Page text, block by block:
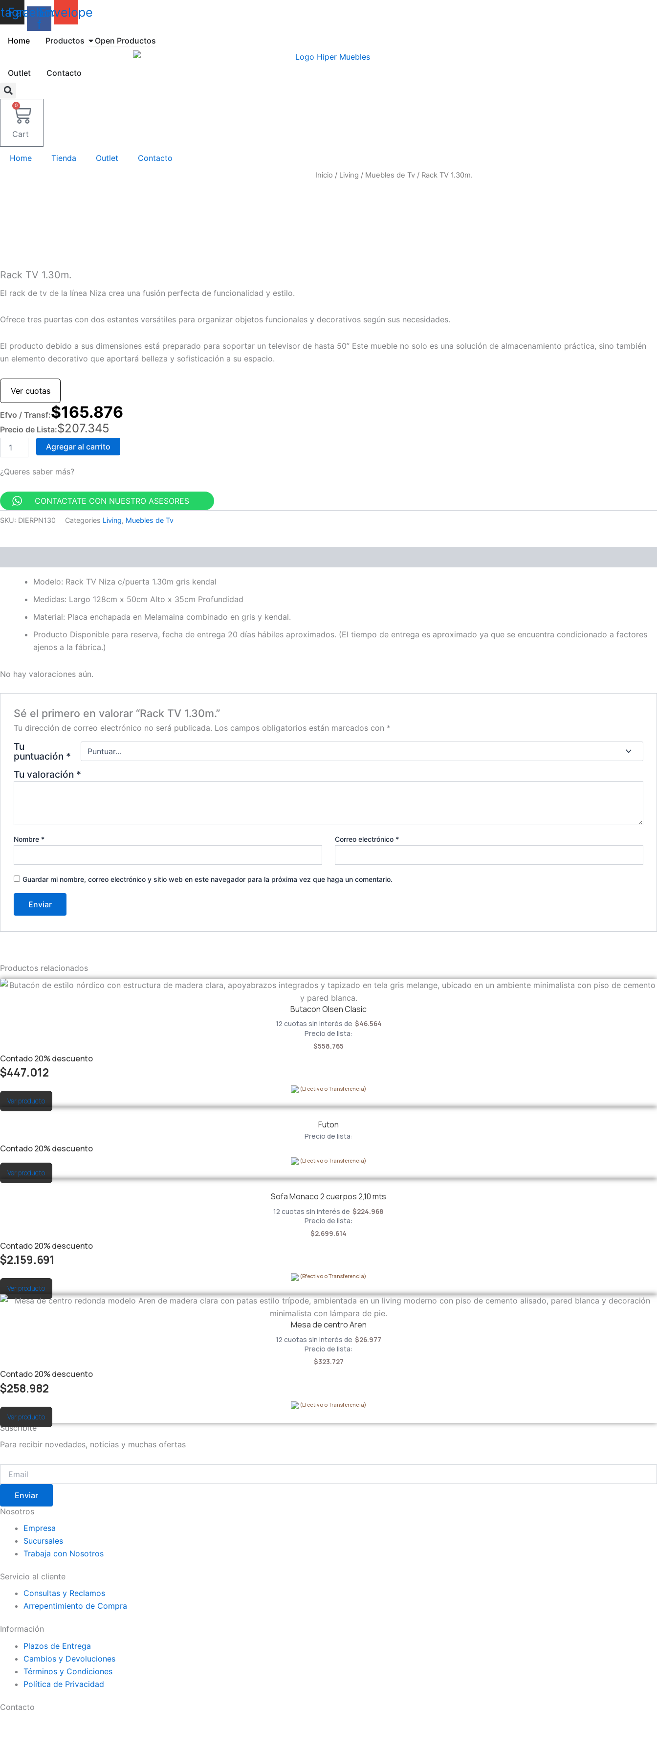
Ir
al
contenido
Facebook-
f
Envelope
Home Productos Open Productos
Outlet Contacto
0
Cart
Home Tienda Outlet Contacto
Inicio / Living / Muebles de Tv / Rack TV 1.30m.
Rack TV 1.30m.
El rack de tv de la línea Niza crea una fusión perfecta de funcionalidad y estilo.
Ofrece tres puertas con dos estantes versátiles para organizar objetos funcionales y decorativos según sus necesidades.
El producto debido a sus dimensiones está preparado para soportar un televisor de hasta 50” Este mueble no solo es una solución de almacenamiento práctica, sino también
un elemento decorativo que aportará belleza y sofisticación a su espacio.
Ver cuotas
Efvo / Transf:$165.876
Precio de Lista:$207.345
Agregar al carrito
¿Queres saber más?
CONTACTATE CON NUESTRO ASESORES
SKU: DIERPN130 Categories Living, Muebles de Tv
Modelo: Rack TV Niza c/puerta 1.30m gris kendal
Medidas: Largo 128cm x 50cm Alto x 35cm Profundidad
Material: Placa enchapada en Melamaina combinado en gris y kendal.
Producto Disponible para reserva, fecha de entrega 20 días hábiles aproximados. (El tiempo de entrega es aproximado ya que se encuentra condicionado a factores
ajenos a la fábrica.)
No hay valoraciones aún.
Sé el primero en valorar “Rack TV 1.30m.”
Tu dirección de correo electrónico no será publicada. Los campos obligatorios están marcados con *
Tu
puntuación *
Tu valoración *
Nombre * Correo electrónico *
Guardar mi nombre, correo electrónico y sitio web en este navegador para la próxima vez que haga un comentario.
Productos relacionados
Butacon Olsen Clasic
12 cuotas sin interés de $46.564
Precio de lista:
$558.765
Contado20%descuento
$447.012
(Efectivo o Transferencia)
Ver producto
Futon
Precio de lista:
Contado20%descuento
(Efectivo o Transferencia)
Ver producto
Sofa Monaco 2 cuerpos 2,10 mts
12 cuotas sin interés de $224.968
Precio de lista:
$2.699.614
Contado20%descuento
$2.159.691
(Efectivo o Transferencia)
Ver producto
Mesa de centro Aren
12 cuotas sin interés de $26.977
Precio de lista:
$323.727
Contado20%descuento
$258.982
(Efectivo o Transferencia)
Ver producto
Suscribite
Para recibir novedades, noticias y muchas ofertas
Enviar
Nosotros
Empresa
Sucursales
Trabaja con Nosotros
Servicio al cliente
Consultas y Reclamos
Arrepentimiento de Compra
Información
Plazos de Entrega
Cambios y Devoluciones
Términos y Condiciones
Política de Privacidad
Contacto